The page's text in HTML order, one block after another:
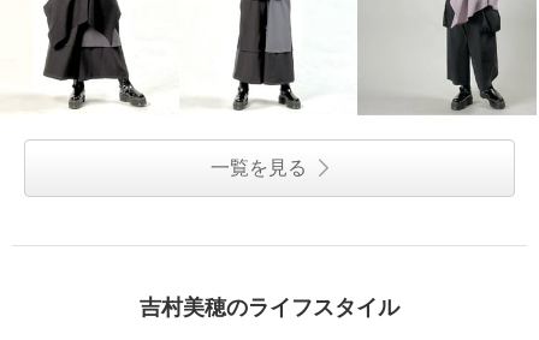
一覧を見る
吉村美穂のライフスタイル